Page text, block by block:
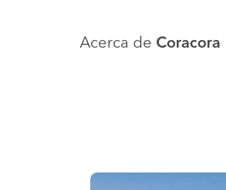
Acerca de Coracora